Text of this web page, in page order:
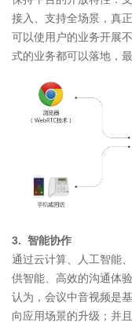
接入、支持全场景，真
可以使用户的业务开展
式的业务都可以落地，
3. 智能协作
通过云计算、人工智能
供智能、高效的沟通体
认为，会议中音视频是
向应用场景的升级；并